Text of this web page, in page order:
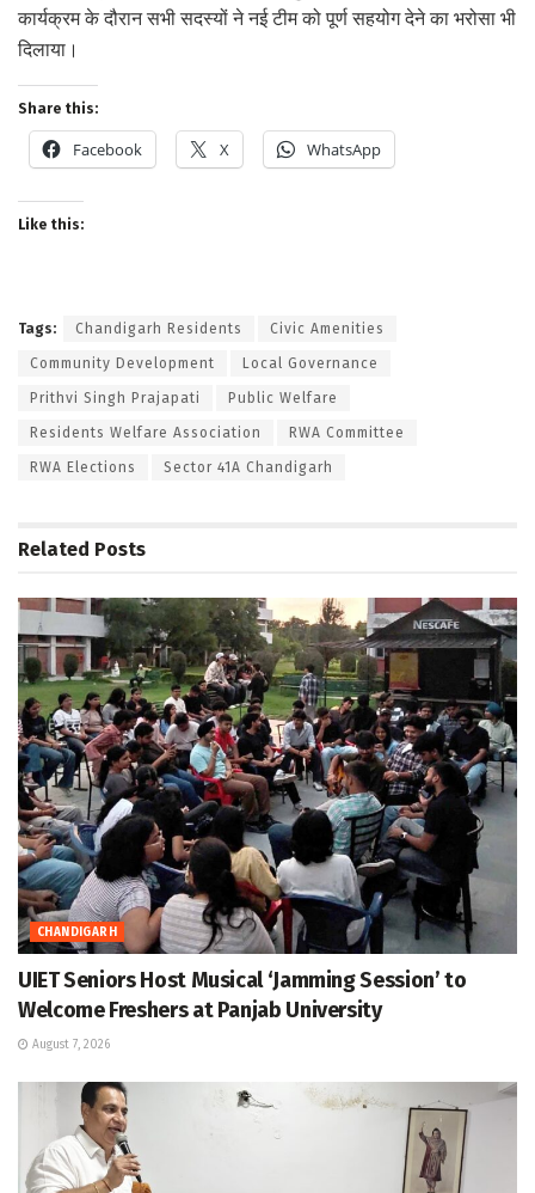
कार्यक्रम के दौरान सभी सदस्यों ने नई टीम को पूर्ण सहयोग देने का भरोसा भी
दिलाया।
Share this:
Facebook X WhatsApp
Like this:
Tags: Chandigarh Residents Civic Amenities
Community Development Local Governance
Prithvi Singh Prajapati Public Welfare
Residents Welfare Association RWA Committee
RWA Elections Sector 41A Chandigarh
Related Posts
CHANDIGARH
UIET Seniors Host Musical ‘Jamming Session’ to
Welcome Freshers at Panjab University
August 7, 2026